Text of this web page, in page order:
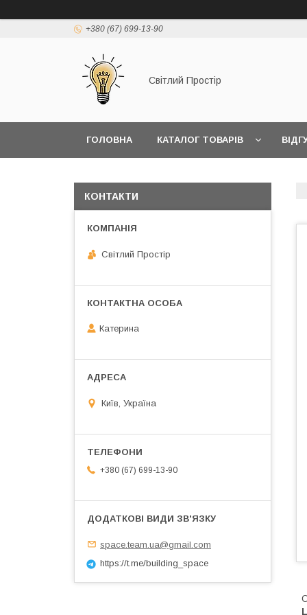
+380 (67) 699-13-90
Світлий Простір
ГОЛОВНА КАТАЛОГ ТОВАРІВ
КОНТАКТИ
Світлий Простір
Катерина
Київ, Україна
+380 (67) 699-13-90
space.team.ua@gmail.com
https://t.me/building_space